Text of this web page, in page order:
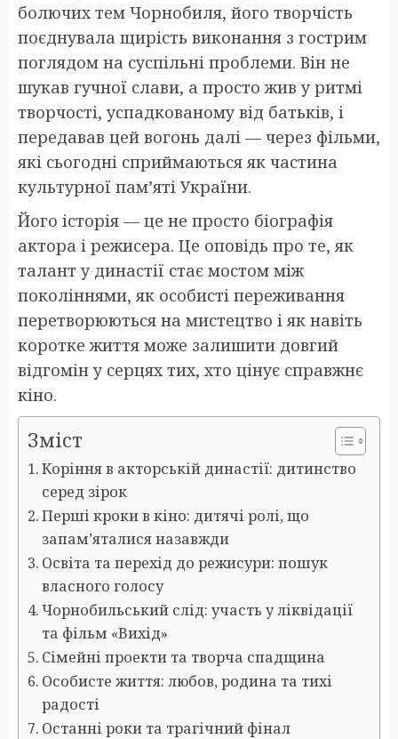
болючих тем Чорнобиля, його творчість
поєднувала щирість виконання з гострим
поглядом на суспільні проблеми. Він не
шукав гучної слави, а просто жив у ритмі
творчості, успадкованому від батьків, і
передавав цей вогонь далі — через фільми,
які сьогодні сприймаються як частина
культурної пам’яті України.
Його історія — це не просто біографія
актора і режисера. Це оповідь про те, як
талант у династії стає мостом між
поколіннями, як особисті переживання
перетворюються на мистецтво і як навіть
коротке життя може залишити довгий
відгомін у серцях тих, хто цінує справжнє
кіно.
Зміст
Коріння в акторській династії: дитинство
серед зірок
Перші кроки в кіно: дитячі ролі, що
запам’яталися назавжди
Освіта та перехід до режисури: пошук
власного голосу
Чорнобильський слід: участь у ліквідації
та фільм «Вихід»
Сімейні проекти та творча спадщина
Особисте життя: любов, родина та тихі
радості
Останні роки та трагічний фінал